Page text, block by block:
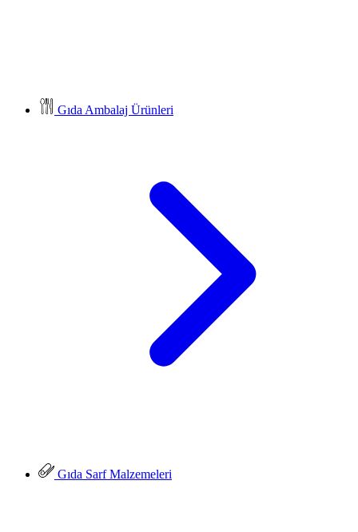
Gıda Ambalaj Ürünleri
Gıda Sarf Malzemeleri